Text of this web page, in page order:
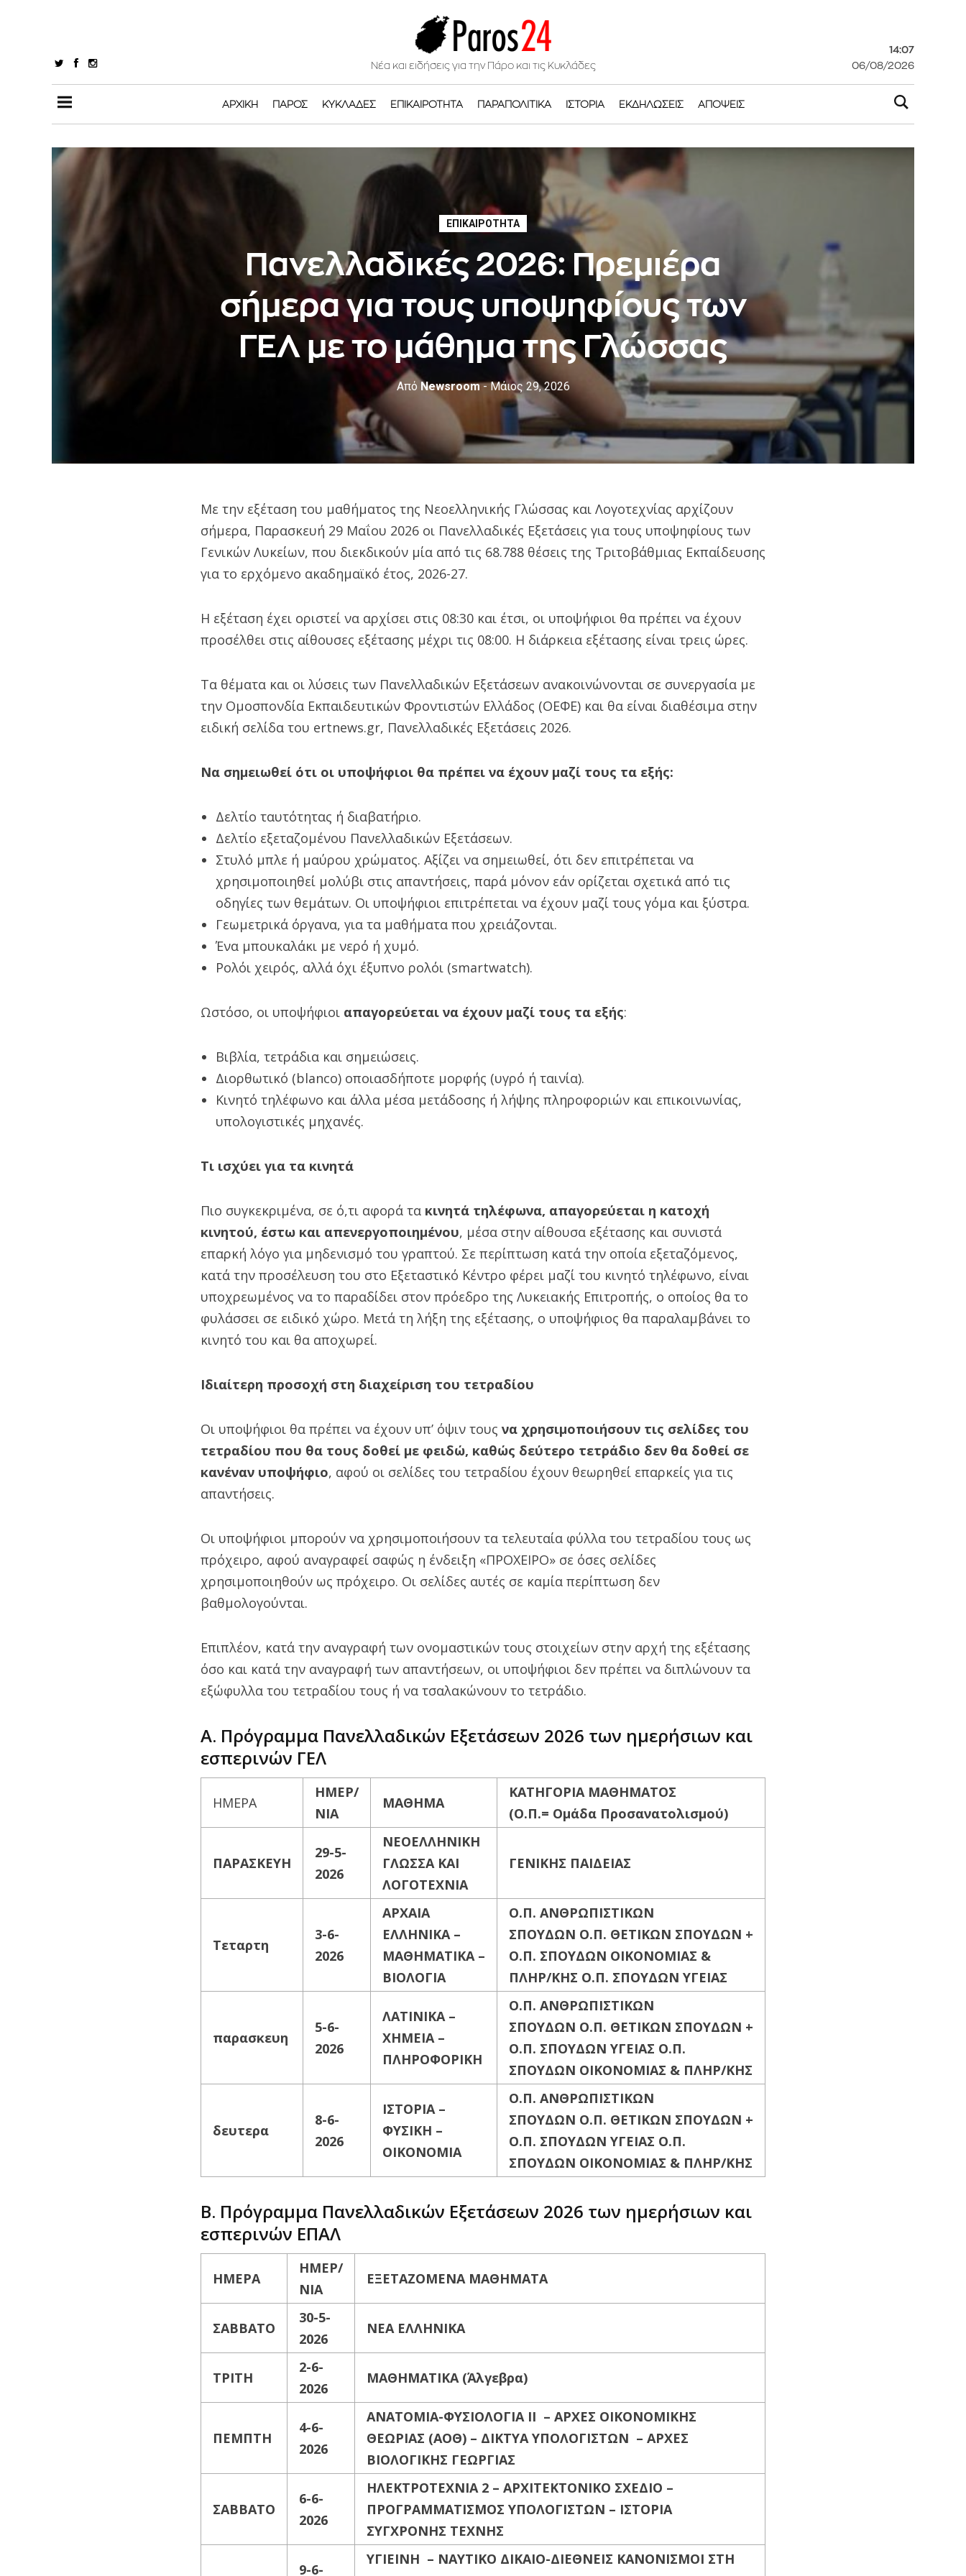
Νέα και ειδήσεις για την Πάρο και τις Κυκλάδες
14:07
06/08/2026
ΑΡΧΙΚΉ ΠΆΡΟΣ ΚΥΚΛΆΔΕΣ ΕΠΙΚΑΙΡΌΤΗΤΑ ΠΑΡΑΠΟΛΙΤΙΚΆ ΙΣΤΟΡΊΑ ΕΚΔΗΛΏΣΕΙΣ ΑΠΌΨΕΙΣ
ΕΠΙΚΑΙΡΌΤΗΤΑ
Πανελλαδικές 2026: Πρεμιέρα
σήμερα για τους υποψηφίους των
ΓΕΛ με το μάθημα της Γλώσσας
Από Newsroom - Μάιος 29, 2026
Με την εξέταση του μαθήματος της Νεοελληνικής Γλώσσας και Λογοτεχνίας αρχίζουν
σήμερα, Παρασκευή 29 Μαΐου 2026 οι Πανελλαδικές Εξετάσεις για τους υποψηφίους των
Γενικών Λυκείων, που διεκδικούν μία από τις 68.788 θέσεις της Τριτοβάθμιας Εκπαίδευσης
για το ερχόμενο ακαδημαϊκό έτος, 2026-27.
H εξέταση έχει οριστεί να αρχίσει στις 08:30 και έτσι, οι υποψήφιοι θα πρέπει να έχουν
προσέλθει στις αίθουσες εξέτασης μέχρι τις 08:00. Η διάρκεια εξέτασης είναι τρεις ώρες.
Τα θέματα και οι λύσεις των Πανελλαδικών Εξετάσεων ανακοινώνονται σε συνεργασία με
την Ομοσπονδία Εκπαιδευτικών Φροντιστών Ελλάδος (ΟΕΦΕ) και θα είναι διαθέσιμα στην
ειδική σελίδα του ertnews.gr, Πανελλαδικές Εξετάσεις 2026.
Να σημειωθεί ότι οι υποψήφιοι θα πρέπει να έχουν μαζί τους τα εξής:
Δελτίο ταυτότητας ή διαβατήριο.
Δελτίο εξεταζομένου Πανελλαδικών Εξετάσεων.
Στυλό μπλε ή μαύρου χρώματος. Αξίζει να σημειωθεί, ότι δεν επιτρέπεται να
χρησιμοποιηθεί μολύβι στις απαντήσεις, παρά μόνον εάν ορίζεται σχετικά από τις
οδηγίες των θεμάτων. Οι υποψήφιοι επιτρέπεται να έχουν μαζί τους γόμα και ξύστρα.
Γεωμετρικά όργανα, για τα μαθήματα που χρειάζονται.
Ένα μπουκαλάκι με νερό ή χυμό.
Ρολόι χειρός, αλλά όχι έξυπνο ρολόι (smartwatch).
Ωστόσο, οι υποψήφιοι απαγορεύεται να έχουν μαζί τους τα εξής:
Βιβλία, τετράδια και σημειώσεις.
Διορθωτικό (blanco) οποιασδήποτε μορφής (υγρό ή ταινία).
Κινητό τηλέφωνο και άλλα μέσα μετάδοσης ή λήψης πληροφοριών και επικοινωνίας,
υπολογιστικές μηχανές.
Τι ισχύει για τα κινητά
Πιο συγκεκριμένα, σε ό,τι αφορά τα κινητά τηλέφωνα, απαγορεύεται η κατοχή
κινητού, έστω και απενεργοποιημένου, μέσα στην αίθουσα εξέτασης και συνιστά
επαρκή λόγο για μηδενισμό του γραπτού. Σε περίπτωση κατά την οποία εξεταζόμενος,
κατά την προσέλευση του στο Εξεταστικό Κέντρο φέρει μαζί του κινητό τηλέφωνο, είναι
υποχρεωμένος να το παραδίδει στον πρόεδρο της Λυκειακής Επιτροπής, ο οποίος θα το
φυλάσσει σε ειδικό χώρο. Μετά τη λήξη της εξέτασης, ο υποψήφιος θα παραλαμβάνει το
κινητό του και θα αποχωρεί.
Ιδιαίτερη προσοχή στη διαχείριση του τετραδίου
Οι υποψήφιοι θα πρέπει να έχουν υπ’ όψιν τους να χρησιμοποιήσουν τις σελίδες του
τετραδίου που θα τους δοθεί με φειδώ, καθώς δεύτερο τετράδιο δεν θα δοθεί σε
κανέναν υποψήφιο, αφού οι σελίδες του τετραδίου έχουν θεωρηθεί επαρκείς για τις
απαντήσεις.
Οι υποψήφιοι μπορούν να χρησιμοποιήσουν τα τελευταία φύλλα του τετραδίου τους ως
πρόχειρο, αφού αναγραφεί σαφώς η ένδειξη «ΠΡΟΧΕΙΡΟ» σε όσες σελίδες
χρησιμοποιηθούν ως πρόχειρο. Οι σελίδες αυτές σε καμία περίπτωση δεν
βαθμολογούνται.
Επιπλέον, κατά την αναγραφή των ονομαστικών τους στοιχείων στην αρχή της εξέτασης
όσο και κατά την αναγραφή των απαντήσεων, οι υποψήφιοι δεν πρέπει να διπλώνουν τα
εξώφυλλα του τετραδίου τους ή να τσαλακώνουν το τετράδιο.
Α. Πρόγραμμα Πανελλαδικών Εξετάσεων 2026 των ημερήσιων και
εσπερινών ΓΕΛ
ΗΜΕΡΑ
ΗΜΕΡ/
ΝΙΑ
ΜΑΘΗΜΑ
ΚΑΤΗΓΟΡΙΑ ΜΑΘΗΜΑΤΟΣ
(Ο.Π.= Ομάδα Προσανατολισμού)
ΠΑΡΑΣΚΕΥΗ
29-5-
2026
ΝΕΟΕΛΛΗΝΙΚΗ
ΓΛΩΣΣΑ ΚΑΙ
ΛΟΓΟΤΕΧΝΙΑ
ΓΕΝΙΚΗΣ ΠΑΙΔΕΙΑΣ
Τεταρτη
3-6-
2026
ΑΡΧΑΙΑ
ΕΛΛΗΝΙΚΑ –
ΜΑΘΗΜΑΤΙΚΑ –
ΒΙΟΛΟΓΙΑ
Ο.Π. ΑΝΘΡΩΠΙΣΤΙΚΩΝ
ΣΠΟΥΔΩΝ Ο.Π. ΘΕΤΙΚΩΝ ΣΠΟΥΔΩΝ +
Ο.Π. ΣΠΟΥΔΩΝ ΟΙΚΟΝΟΜΙΑΣ &
ΠΛΗΡ/ΚΗΣ Ο.Π. ΣΠΟΥΔΩΝ ΥΓΕΙΑΣ
παρασκευη
5-6-
2026
ΛΑΤΙΝΙΚΑ –
XHMEIA –
ΠΛΗΡΟΦΟΡΙΚΗ
Ο.Π. ΑΝΘΡΩΠΙΣΤΙΚΩΝ
ΣΠΟΥΔΩΝ Ο.Π. ΘΕΤΙΚΩΝ ΣΠΟΥΔΩΝ +
Ο.Π. ΣΠΟΥΔΩΝ ΥΓΕΙΑΣ Ο.Π.
ΣΠΟΥΔΩΝ ΟΙΚΟΝΟΜΙΑΣ & ΠΛΗΡ/ΚΗΣ
δευτερα
8-6-
2026
ΙΣΤΟΡΙΑ –
ΦΥΣΙΚΗ –
ΟΙΚΟΝΟΜΙΑ
Ο.Π. ΑΝΘΡΩΠΙΣΤΙΚΩΝ
ΣΠΟΥΔΩΝ Ο.Π. ΘΕΤΙΚΩΝ ΣΠΟΥΔΩΝ +
Ο.Π. ΣΠΟΥΔΩΝ ΥΓΕΙΑΣ Ο.Π.
ΣΠΟΥΔΩΝ ΟΙΚΟΝΟΜΙΑΣ & ΠΛΗΡ/ΚΗΣ
Β. Πρόγραμμα Πανελλαδικών Εξετάσεων 2026 των ημερήσιων και
εσπερινών ΕΠΑΛ
ΗΜΕΡΑ
ΗΜΕΡ/
ΝΙΑ
ΕΞΕΤΑΖΟΜΕΝΑ ΜΑΘΗΜΑΤΑ
ΣΑΒΒΑΤΟ
30-5-
2026
ΝΕΑ ΕΛΛΗΝΙΚΑ
ΤΡΙΤΗ
2-6-
2026
ΜΑΘΗΜΑΤΙΚΑ (Άλγεβρα)
ΠΕΜΠΤΗ
4-6-
2026
ΑΝΑΤΟΜΙΑ-ΦΥΣΙΟΛΟΓΙΑ II – ΑΡΧΕΣ ΟΙΚΟΝΟΜΙΚΗΣ
ΘΕΩΡΙΑΣ (ΑΟΘ) – ΔΙΚΤΥΑ ΥΠΟΛΟΓΙΣΤΩΝ – ΑΡΧΕΣ
ΒΙΟΛΟΓΙΚΗΣ ΓΕΩΡΓΙΑΣ
ΣΑΒΒΑΤΟ
6-6-
2026
ΗΛΕΚΤΡΟΤΕΧΝΙΑ 2 – ΑΡΧΙΤΕΚΤΟΝΙΚΟ ΣΧΕΔΙΟ –
ΠΡΟΓΡΑΜΜΑΤΙΣΜΟΣ ΥΠΟΛΟΓΙΣΤΩΝ – ΙΣΤΟΡΙΑ
ΣΥΓΧΡΟΝΗΣ ΤΕΧΝΗΣ
9-6-
ΥΓΙΕΙΝΗ – ΝΑΥΤΙΚΟ ΔΙΚΑΙΟ-ΔΙΕΘΝΕΙΣ ΚΑΝΟΝΙΣΜΟΙ ΣΤΗ